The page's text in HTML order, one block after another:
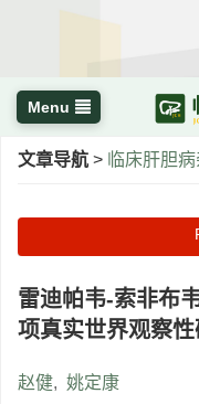
Menu
文章导航 > 临床肝胆
雷迪帕韦-索非布
项真实世界观察
赵健, 姚定康